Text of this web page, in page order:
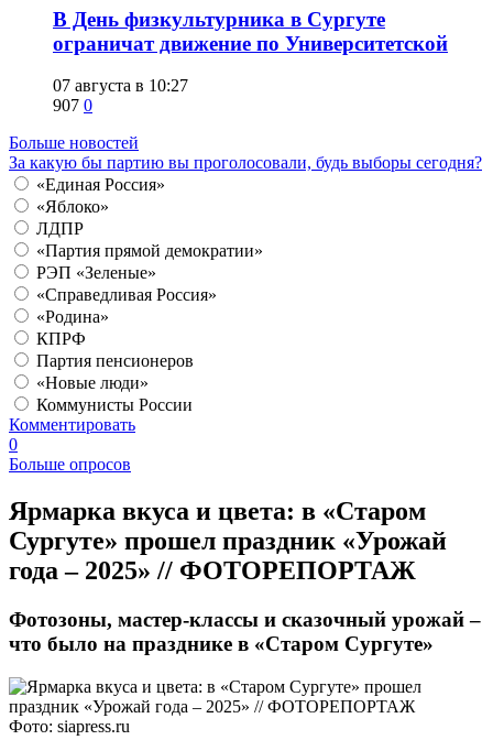
​В День физкультурника в Сургуте
ограничат движение по Университетской
07 августа в 10:27
907 0
Больше новостей
За какую бы партию вы проголосовали, будь выборы сегодня?
«Единая Россия»
«Яблоко»
ЛДПР
«Партия прямой демократии»
РЭП «Зеленые»
«Справедливая Россия»
«Родина»
КПРФ
Партия пенсионеров
«Новые люди»
Коммунисты России
Комментировать
0
Больше опросов
​Ярмарка вкуса и цвета: в «Старом
Сургуте» прошел праздник «Урожай
года – 2025» // ФОТОРЕПОРТАЖ
Фотозоны, мастер-классы и сказочный урожай –
что было на празднике в «Старом Сургуте»
Фото: siapress.ru